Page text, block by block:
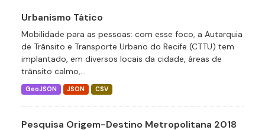
Urbanismo Tático
Mobilidade para as pessoas: com esse foco, a Autarquia
de Trânsito e Transporte Urbano do Recife (CTTU) tem
implantado, em diversos locais da cidade, áreas de
trânsito calmo,...
GeoJSON JSON CSV
Pesquisa Origem-Destino Metropolitana 2018